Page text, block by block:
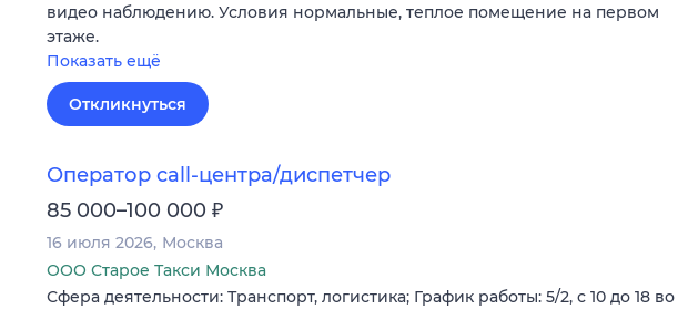
видео наблюдению. Условия нормальные, теплое помещение на первом
этаже.
Показать ещё
Откликнуться
Оператор call-центра/диспетчер
85 000–100 000 ₽
16 июля 2026 Москва
ООО Старое Такси Москва
Сфера деятельности: Транспорт, логистика; График работы: 5/2, с 10 до 18 во